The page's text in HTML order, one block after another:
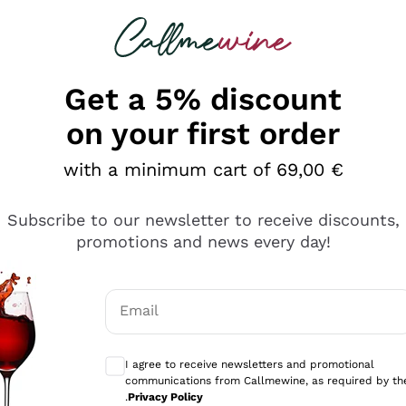
looking for
è male ma secondo me ci sono alternative che
Get a 5% discount
on your first order
with a minimum cart of 69,00 €
Subscribe to our newsletter to receive discounts,
promotions and news every day!
Email
I agree to receive newsletters and promotional
communications from Callmewine, as required by
.Privacy Policy